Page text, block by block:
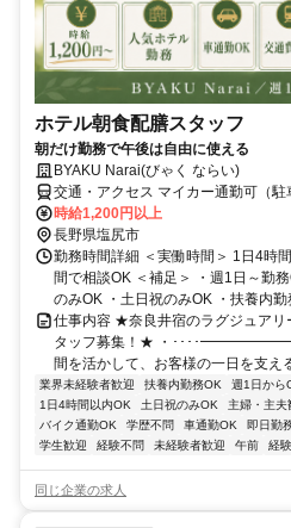
ホテル朝食配膳スタッフ
朝だけ勤務で午後は自由に使える
BYAKU Narai(びゃく ならい)
交通・アクセス マイカー通勤可（
井駅」より徒歩5分
時給1,200円以上
長野県塩尻市
勤務時間詳細 ＜実働時間＞ 1日4時
間で相談OK ＜補足＞ ・週1日～勤
のみOK ・土日祝のみOK ・扶養内勤
仕事内容 ★奈良井宿のラグジュアリ
タッフ募集！★ ・････
間を活かして、お客様の一日を
業界未経験者歓迎 扶養内勤務OK 週1日から
1日4時間以内OK
土日祝のみOK 主婦・主夫
バイク通勤OK
学歴不問 車通勤OK 即日勤
学生歓迎
経験不問 未経験者歓迎 午前 経
同じ企業の求人